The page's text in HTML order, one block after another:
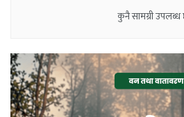
कुनै सामग्री